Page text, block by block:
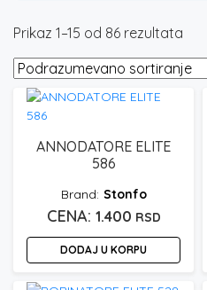
Prikaz 1–15 od 86 rezultata
ANNODATORE ELITE
586
Stonfo
1.400 RSD
DODAJ U KORPU